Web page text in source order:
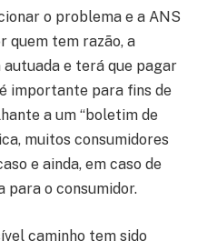
o problema e a ANS
quem tem razão, a
e terá que pagar
importante para fins de
a um “boletim de
muitos consumidores
e ainda, em caso de
para o consumidor.
caminho tem sido